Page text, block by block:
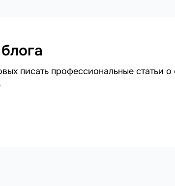
писать профессиональные статьи о